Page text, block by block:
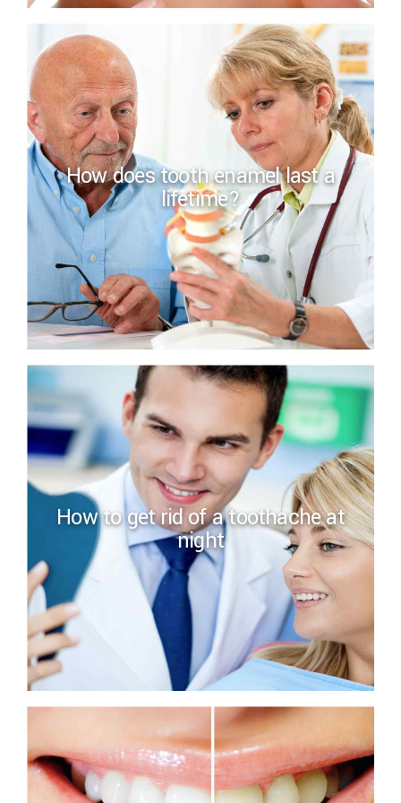
How does tooth enamel last a
lifetime?
How to get rid of a toothache at
night
Brushing your teeth may keep your
heart healthy